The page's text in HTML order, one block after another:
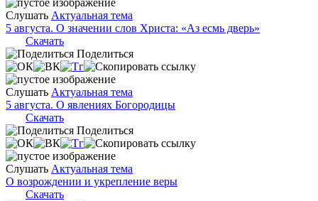
Слушать Актуальная тема
5 августа. О значении слов Христа: «Аз есмь дверь»
Скачать
Поделиться
Слушать Актуальная тема
5 августа. О явлениях Богородицы
Скачать
Поделиться
Слушать Актуальная тема
О возрождении и укрепление веры
Скачать